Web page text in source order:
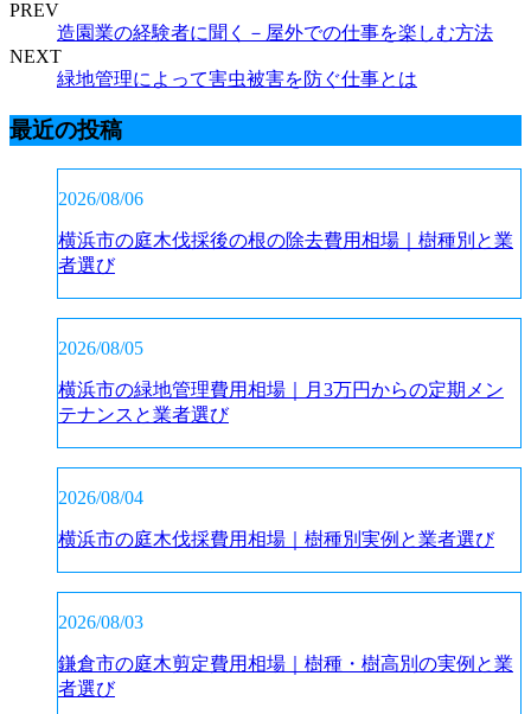
PREV
造園業の経験者に聞く－屋外での仕事を楽しむ方法
NEXT
緑地管理によって害虫被害を防ぐ仕事とは
最近の投稿
2026/08/06
横浜市の庭木伐採後の根の除去費用相場｜樹種別と業
者選び
2026/08/05
横浜市の緑地管理費用相場｜月3万円からの定期メン
テナンスと業者選び
2026/08/04
横浜市の庭木伐採費用相場｜樹種別実例と業者選び
2026/08/03
鎌倉市の庭木剪定費用相場｜樹種・樹高別の実例と業
者選び